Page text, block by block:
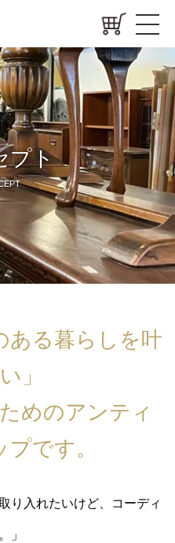
プト
ある暮らしを叶
」
めのアンティ
です。
り入れたいけど、コーディ
」